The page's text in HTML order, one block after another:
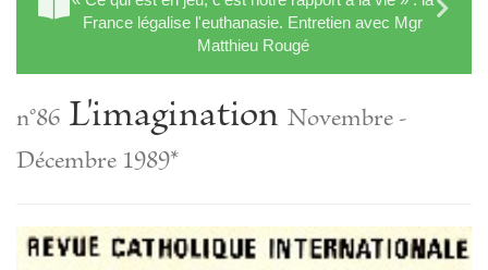
France légalise l'euthanasie. Entretien avec Mgr
Matthieu Rougé
n°86 L'imagination Novembre -
Décembre 1989*